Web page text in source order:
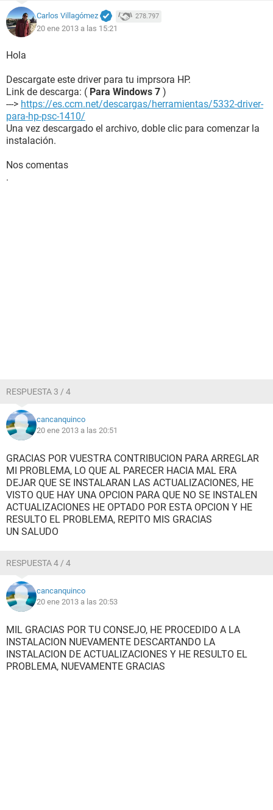
Carlos Villagómez 278.797
20 ene 2013 a las 15:21
Hola
Descargate este driver para tu imprsora HP.
Link de descarga: ( Para Windows 7 )
---> https://es.ccm.net/descargas/herramientas/5332-driver-
para-hp-psc-1410/
Una vez descargado el archivo, doble clic para comenzar la
instalación.
Nos comentas
.
RESPUESTA 3 / 4
cancanquinco
20 ene 2013 a las 20:51
GRACIAS POR VUESTRA CONTRIBUCION PARA ARREGLAR
MI PROBLEMA, LO QUE AL PARECER HACIA MAL ERA
DEJAR QUE SE INSTALARAN LAS ACTUALIZACIONES, HE
VISTO QUE HAY UNA OPCION PARA QUE NO SE INSTALEN
ACTUALIZACIONES HE OPTADO POR ESTA OPCION Y HE
RESULTO EL PROBLEMA, REPITO MIS GRACIAS
UN SALUDO
RESPUESTA 4 / 4
cancanquinco
20 ene 2013 a las 20:53
MIL GRACIAS POR TU CONSEJO, HE PROCEDIDO A LA
INSTALACION NUEVAMENTE DESCARTANDO LA
INSTALACION DE ACTUALIZACIONES Y HE RESULTO EL
PROBLEMA, NUEVAMENTE GRACIAS